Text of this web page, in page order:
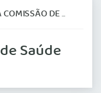
DE SAÚDE SUPLEMENTAR
Saúde